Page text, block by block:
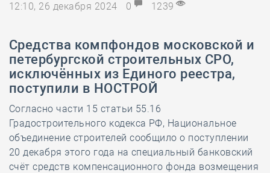
12:10, 26 декабря 2024
0 1239
Средства компфондов московской и
петербургской строительных СРО,
исключённых из Единого реестра,
поступили в НОСТРОЙ
Согласно части 15 статьи 55.16
Градостроительного кодекса РФ, Национальное
объединение строителей сообщило о поступлении
20 декабря этого года на специальный банковский
счёт средств компенсационного фонда возмещения